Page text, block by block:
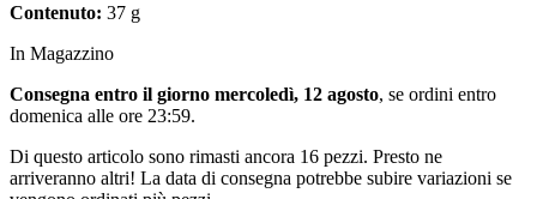
Contenuto: 37 g
In Magazzino
Consegna entro il giorno mercoledì, 12 agosto, se ordini entro
domenica alle ore 23:59.
Di questo articolo sono rimasti ancora 16 pezzi. Presto ne
arriveranno altri! La data di consegna potrebbe subire variazioni se